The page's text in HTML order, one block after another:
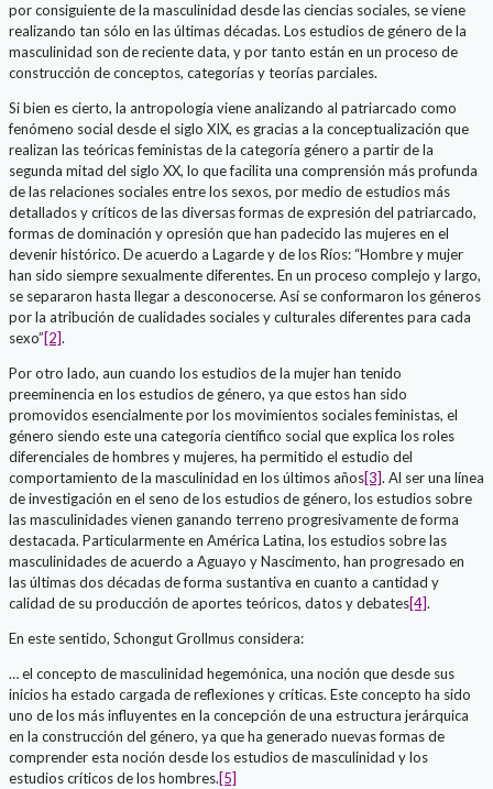
por consiguiente de la masculinidad desde las ciencias sociales, se viene
realizando tan sólo en las últimas décadas. Los estudios de género de la
masculinidad son de reciente data, y por tanto están en un proceso de
construcción de conceptos, categorías y teorías parciales.
Si bien es cierto, la antropología viene analizando al patriarcado como
fenómeno social desde el siglo XIX, es gracias a la conceptualización que
realizan las teóricas feministas de la categoría género a partir de la
segunda mitad del siglo XX, lo que facilita una comprensión más profunda
de las relaciones sociales entre los sexos, por medio de estudios más
detallados y críticos de las diversas formas de expresión del patriarcado,
formas de dominación y opresión que han padecido las mujeres en el
devenir histórico. De acuerdo a Lagarde y de los Ríos: “Hombre y mujer
han sido siempre sexualmente diferentes. En un proceso complejo y largo,
se separaron hasta llegar a desconocerse. Así se conformaron los géneros
por la atribución de cualidades sociales y culturales diferentes para cada
sexo”[2].
Por otro lado, aun cuando los estudios de la mujer han tenido
preeminencia en los estudios de género, ya que estos han sido
promovidos esencialmente por los movimientos sociales feministas, el
género siendo este una categoría científico social que explica los roles
diferenciales de hombres y mujeres, ha permitido el estudio del
comportamiento de la masculinidad en los últimos años[3]. Al ser una línea
de investigación en el seno de los estudios de género, los estudios sobre
las masculinidades vienen ganando terreno progresivamente de forma
destacada. Particularmente en América Latina, los estudios sobre las
masculinidades de acuerdo a Aguayo y Nascimento, han progresado en
las últimas dos décadas de forma sustantiva en cuanto a cantidad y
calidad de su producción de aportes teóricos, datos y debates[4].
En este sentido, Schongut Grollmus considera:
… el concepto de masculinidad hegemónica, una noción que desde sus
inicios ha estado cargada de reflexiones y críticas. Este concepto ha sido
uno de los más influyentes en la concepción de una estructura jerárquica
en la construcción del género, ya que ha generado nuevas formas de
comprender esta noción desde los estudios de masculinidad y los
estudios críticos de los hombres.[5]